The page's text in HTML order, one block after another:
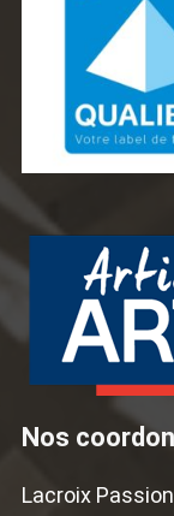
Nos
Lacroix